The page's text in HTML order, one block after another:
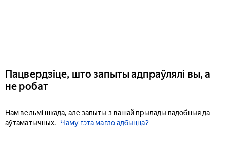
Пацвердзіце, што запыты адпраўлялі вы, а
не робат
Нам вельмі шкада, але запыты з вашай прылады падобныя да
аўтаматычных.
Чаму гэта магло адбыцца?